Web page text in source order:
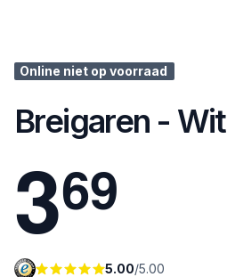
Online niet op voorraad
Breigaren - Wit
369
5.00/5.00